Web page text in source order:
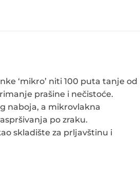
‘mikro’ niti 100 puta tanje od
prašine i nečistoće.
naboja, a mikrovlakna
po zraku.
skladište za prljavštinu i